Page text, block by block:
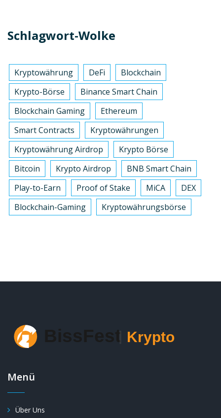
Schlagwort-Wolke
Kryptowährung DeFi
Blockchain
Krypto-Börse
Binance Smart Chain
Blockchain Gaming
Ethereum
Smart Contracts
Kryptowährungen
Kryptowährung Airdrop
Krypto Börse
Bitcoin
Krypto Airdrop
BNB Smart Chain
Play-to-Earn
Proof of Stake MiCA
DEX
Blockchain-Gaming
Kryptowährungsbörse
Menü
Über Uns